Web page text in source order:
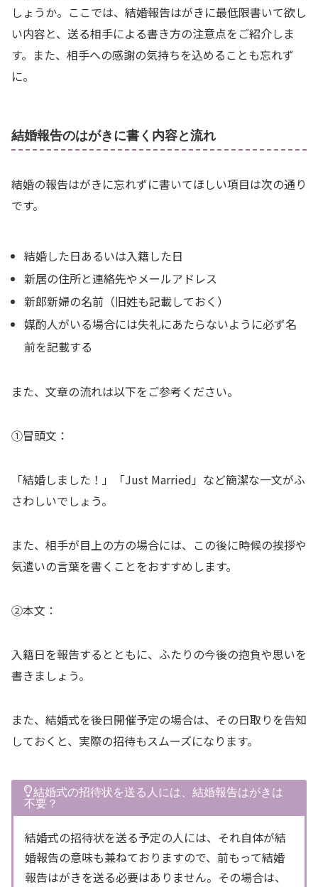
しょうか。ここでは、結婚報告はがきに最低限書いて欲し
い内容と、送る相手による書き方の注意点をご紹介しま
す。また、相手への感謝の気持ちを込めることも忘れず
に。
結婚報告のはがきに書く内容と流れ
結婚の報告はがきに忘れずに書いてほしい項目は次の通り
です。
結婚した日あるいは入籍した日
新居の住所と連絡先やメールアドレス
新郎新婦の名前（旧姓も記載しておく）
媒酌人がいる場合には失礼にあたらないように必ず名
前を記載する
また、文章の流れは以下をご参考ください。
①冒頭文：
「結婚しました！」「Just Married」など簡潔な一文がふ
さわしいでしょう。
また、相手が目上の方の場合には、この後に時候の挨拶や
気遣いの言葉を書くことをおすすめします。
②本文：
入籍日を報告するとともに、ふたりの今後の抱負や思いを
書きましょう。
また、結婚式を後日開催予定の場合は、その日取りを告知
しておくと、実際の招待もスムーズになります。
結婚式の招待状を送る人には、結婚報告はがきは
不要？
結婚式の招待状を送る予定の人には、それ自体が結
婚報告の意味も兼ねておりますので、前もって結婚
報告はがきを送る必要はありません。その場合は、